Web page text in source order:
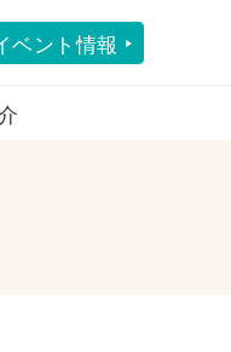
ベント情報